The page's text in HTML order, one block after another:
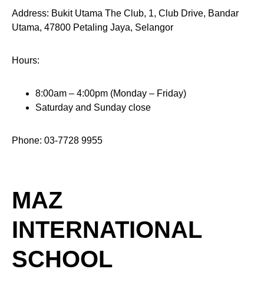
Address: Bukit Utama The Club, 1, Club Drive, Bandar
Utama, 47800 Petaling Jaya, Selangor
Hours:
8:00am – 4:00pm (Monday – Friday)
Saturday and Sunday close
Phone: 03-7728 9955
MAZ
INTERNATIONAL
SCHOOL